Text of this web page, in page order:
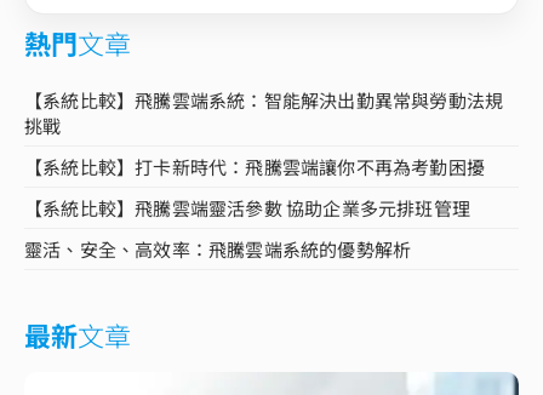
熱門文章
【系統比較】飛騰雲端系統：智能解決出勤異常與勞動法規
挑戰
【系統比較】打卡新時代：飛騰雲端讓你不再為考勤困擾
【系統比較】飛騰雲端靈活參數 協助企業多元排班管理
靈活、安全、高效率：飛騰雲端系統的優勢解析
最新文章